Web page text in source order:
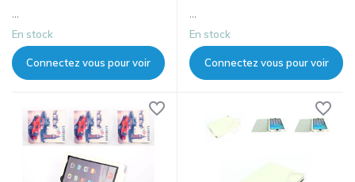
En stock
Connectez vous pour voir
...
En stock
Connectez vous pour voir